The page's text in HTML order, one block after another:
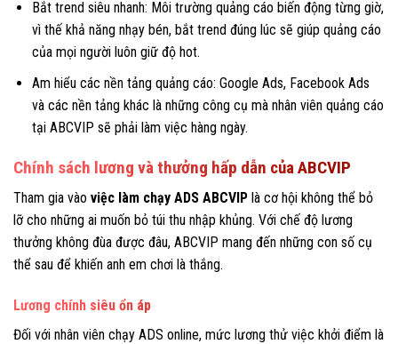
Bắt trend siêu nhanh: Môi trường quảng cáo biến động từng giờ,
vì thế khả năng nhạy bén, bắt trend đúng lúc sẽ giúp quảng cáo
của mọi người luôn giữ độ hot.
Am hiểu các nền tảng quảng cáo: Google Ads, Facebook Ads
và các nền tảng khác là những công cụ mà nhân viên quảng cáo
tại ABCVIP sẽ phải làm việc hàng ngày.
Chính sách lương và thưởng hấp dẫn của ABCVIP
Tham gia vào việc làm chạy ADS ABCVIP là cơ hội không thể bỏ
lỡ cho những ai muốn bỏ túi thu nhập khủng. Với chế độ lương
thưởng không đùa được đâu, ABCVIP mang đến những con số cụ
thể sau để khiến anh em chơi là thắng.
Lương chính siêu ổn áp
Đối với nhân viên chạy ADS online, mức lương thử việc khởi điểm là